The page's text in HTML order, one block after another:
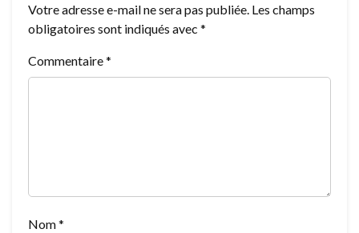
Votre adresse e-mail ne sera pas publiée. Les champs
obligatoires sont indiqués avec *
Commentaire*
Nom*